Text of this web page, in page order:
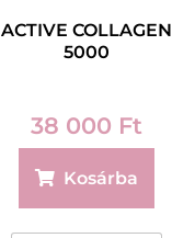
ACTIVE COLLAGEN
5000
38 000 Ft
Kosárba